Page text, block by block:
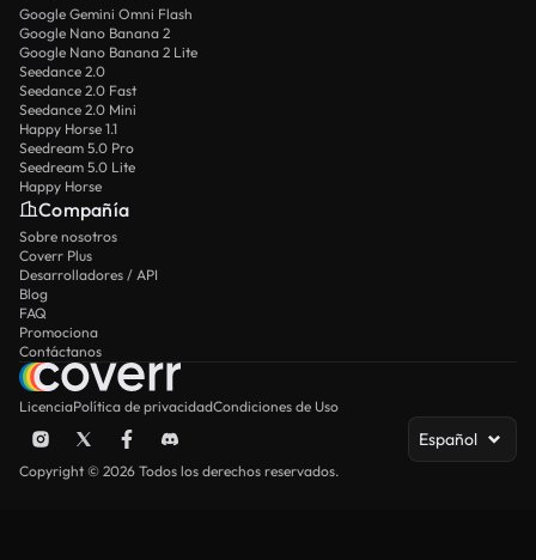
Google Gemini Omni Flash
Google Nano Banana 2
Google Nano Banana 2 Lite
Seedance 2.0
Seedance 2.0 Fast
Seedance 2.0 Mini
Happy Horse 1.1
Seedream 5.0 Pro
Seedream 5.0 Lite
Happy Horse
Compañía
Sobre nosotros
Coverr Plus
Desarrolladores / API
Blog
FAQ
Promociona
Contáctanos
LicenciaPolítica de privacidadCondiciones de Uso
Español
Copyright © 2026 Todos los derechos reservados.